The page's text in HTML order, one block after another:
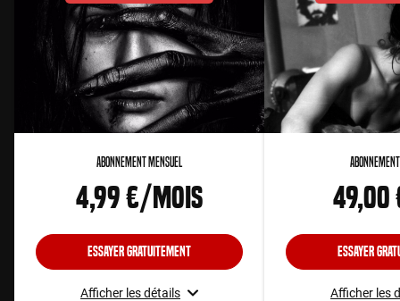
Abonnement Mensuel
4,99 €/mois
Essayer gratuitement
Afficher les détails
Essayer
Afficher les